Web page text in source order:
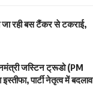
जा रही बस टैंकर से टकराई,
जस्टिन ट्रूडो (PM
पार्टी नेतृत्व में बदलाव